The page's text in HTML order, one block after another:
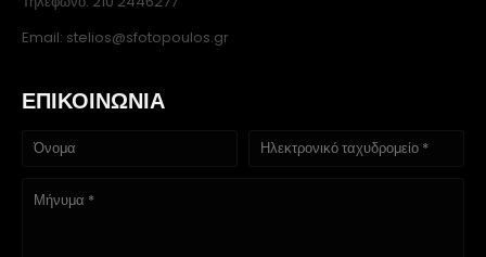
Email: stelios@sfotopoulos.gr
ΕΠΙΚΟΙΝΩΝΙΑ